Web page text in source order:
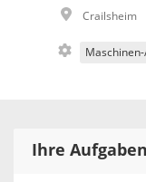
Crailsheim
Ihre Aufgaben